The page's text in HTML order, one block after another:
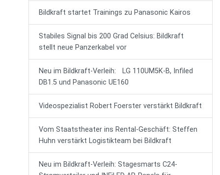
Bildkraft startet Trainings zu Panasonic Kairos
Stabiles Signal bis 200 Grad Celsius: Bildkraft
stellt neue Panzerkabel vor
Neu im Bildkraft-Verleih: LG 110UM5K-B, Infiled
DB1.5 und Panasonic UE160
Videospezialist Robert Foerster verstärkt Bildkraft
Vom Staatstheater ins Rental-Geschäft: Steffen
Huhn verstärkt Logistikteam bei Bildkraft
Neu im Bildkraft-Verleih: Stagesmarts C24-